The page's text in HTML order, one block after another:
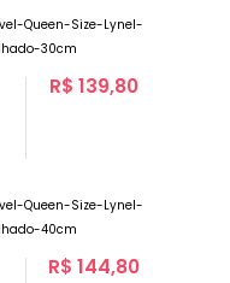
R$ 139,80
R$ 144,80